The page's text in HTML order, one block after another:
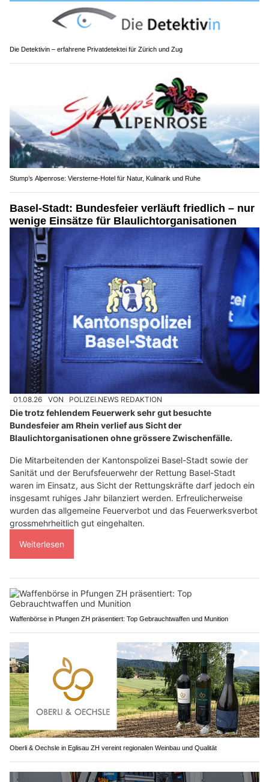
Die Detektivin – erfahrene Privatdetektei für Zürich und Zug
Stump’s Alpenrose: Viersterne-Hotel für Natur, Kulinarik und Ruhe
Basel-Stadt: Bundesfeier verläuft friedlich – nur
wenige Einsätze für Blaulichtorganisationen
01.08.26 VON POLIZEI.NEWS REDAKTION
Die trotz fehlendem Feuerwerk sehr gut besuchte
Bundesfeier am Rhein verlief aus Sicht der
Blaulichtorganisationen ohne grössere Zwischenfälle.
Die Mitarbeitenden der Kantonspolizei Basel-Stadt sowie der
Sanität und der Berufsfeuerwehr der Rettung Basel-Stadt
waren im Einsatz, aus Sicht der Rettungskräfte darf jedoch ein
insgesamt ruhiges Jahr bilanziert werden. Erfreulicherweise
wurden das allgemeine Feuerverbot und das Feuerwerksverbot
grossmehrheitlich gut eingehalten.
Weiterlesen
Waffenbörse in Pfungen ZH präsentiert: Top Gebrauchtwaffen und Munition
Oberli & Oechsle in Eglisau ZH vereint regionalen Weinbau und Qualität